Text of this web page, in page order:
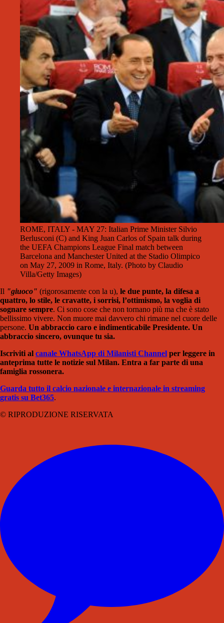
ROME, ITALY - MAY 27: Italian Prime Minister Silvio
Berlusconi (C) and King Juan Carlos of Spain talk during
the UEFA Champions League Final match between
Barcelona and Manchester United at the Stadio Olimpico
on May 27, 2009 in Rome, Italy. (Photo by Claudio
Villa/Getty Images)
Il "giuoco" (rigorosamente con la u), le due punte, la difesa a
quattro, lo stile, le cravatte, i sorrisi, l’ottimismo, la voglia di
sognare sempre. Ci sono cose che non tornano più ma che è stato
bellissimo vivere. Non muore mai davvero chi rimane nel cuore delle
persone. Un abbraccio caro e indimenticabile Presidente. Un
abbraccio sincero, ovunque tu sia.
Iscriviti al canale WhatsApp di Milanisti Channel per leggere in
anteprima tutte le notizie sul Milan. Entra a far parte di una
famiglia rossonera.
Guarda tutto il calcio nazionale e internazionale in streaming
gratis su Bet365.
© RIPRODUZIONE RISERVATA